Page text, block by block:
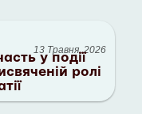
13 Травня, 2026
у події
ролі